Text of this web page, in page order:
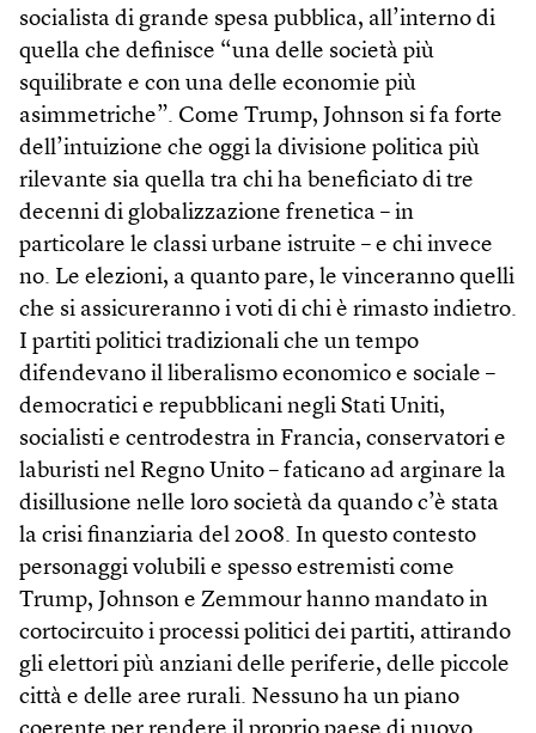
socialista di grande spesa pubblica, all’interno di
quella che definisce “una delle società più
squilibrate e con una delle economie più
asimmetriche”. Come Trump, Johnson si fa forte
dell’intuizione che oggi la divisione politica più
rilevante sia quella tra chi ha beneficiato di tre
decenni di globalizzazione frenetica – in
particolare le classi urbane istruite – e chi invece
no. Le elezioni, a quanto pare, le vinceranno quelli
che si assicureranno i voti di chi è rimasto indietro.
I partiti politici tradizionali che un tempo
difendevano il liberalismo economico e sociale –
democratici e repubblicani negli Stati Uniti,
socialisti e centrodestra in Francia, conservatori e
laburisti nel Regno Unito – faticano ad arginare la
disillusione nelle loro società da quando c’è stata
la crisi finanziaria del 2008. In questo contesto
personaggi volubili e spesso estremisti come
Trump, Johnson e Zemmour hanno mandato in
cortocircuito i processi politici dei partiti, attirando
gli elettori più anziani delle periferie, delle piccole
città e delle aree rurali. Nessuno ha un piano